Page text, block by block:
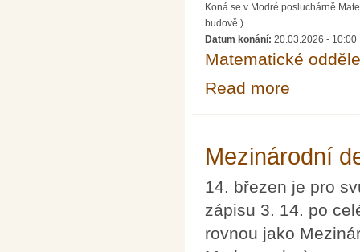
Koná se v Modré posluchárně
budově.)
Datum konání: 20.03.2026 - 10:00
Matematické
Read more
Mezinárodní
14. březen je pro
zápisu 3. 14. po
rovnou jako